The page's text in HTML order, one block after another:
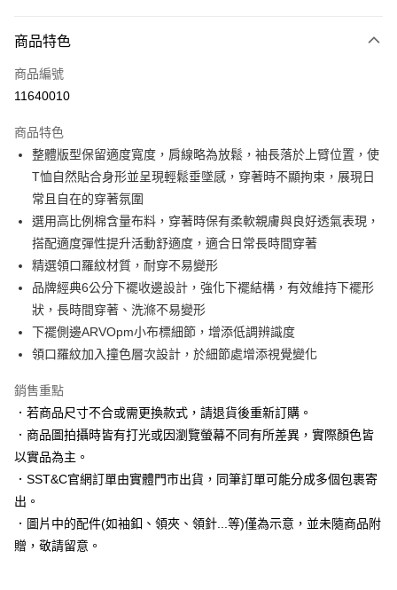
信用卡一次付款
信用卡分期付款
合作金庫商業銀行
華南商業銀行
彰化商業銀行
上海商業儲蓄銀行
台北富邦商業銀行
國泰世華商業銀行
臺灣中小企業銀行
台中商業銀行
匯豐（台灣）商業銀行
華泰商業銀行
聯邦商業銀行
遠東國際商業銀行
元大商業銀行
永豐商業銀行
玉山商業銀行
星展（台灣）商業銀行
台新國際商業銀行
台灣樂天信用卡公司
6 期 0 利率 每期
華南商業銀行
彰化商業銀行
上海商業儲蓄銀行
國泰世華商業銀行
兆豐國際商業銀行
臺灣中小企業銀行
台中商業銀行
匯豐（台灣）商業銀行
華泰商業銀行
聯邦商業銀行
遠東國際商業銀行
元大商業銀行
永豐商業銀行
玉山商業銀行
台新國際商業銀行
中國信託商業銀行
台灣樂天信用卡公司
LINE Pay
Apple Pay
街口支付
悠遊付
Google Pay
全盈+PAY
相關說明
【關於「AFTEE先享後付」】
AFTEE先享後付是「在收到商品之後才付款」的支付方式。 讓您購物簡單
便利好安心！
１．簡單：不需註冊會員、不需綁卡、不需儲值。
２．便利：只要手機號碼，簡訊認證，即可結帳。
【「AFTEE先享後付」結帳流程】
１．於結帳方式選擇「AFTEE先享後付」後，將跳轉至「AFTEE先享後付」
結帳頁面，進行簡訊認證並確認金額後，即可完成結帳。
運送方式
新竹物流宅配
每筆NT$120，滿NT$3,000(含以上)免運費
新竹物流離島宅配
商品特色
商品編號
11640010
商品特色
整體版型保留適度寬度，肩線略為放鬆，袖長落於上臂位置，使
T恤自然貼合身形並呈現輕鬆垂墜感，穿著時不顯拘束，展現日
常且自在的穿著氛圍
選用高比例棉含量布料，穿著時保有柔軟親膚與良好透氣表現，
搭配適度彈性提升活動舒適度，適合日常長時間穿著
精選領口羅紋材質，耐穿不易變形
品牌經典6公分下襬收邊設計，強化下襬結構，有效維持下襬形
狀，長時間穿著、洗滌不易變形
下襬側邊ARVOpm小布標細節，增添低調辨識度
領口羅紋加入撞色層次設計，於細節處增添視覺變化
銷售重點
．若商品尺寸不合或需更換款式，請退貨後重新訂購。
．商品圖拍攝時皆有打光或因瀏覽螢幕不同有所差異，實際顏色皆
以實品為主。
．SST&C官網訂單由實體門市出貨，同筆訂單可能分成多個包裹寄
出。
．圖片中的配件(如袖釦、領夾、領針...等)僅為示意，並未隨商品附
贈，敬請留意。